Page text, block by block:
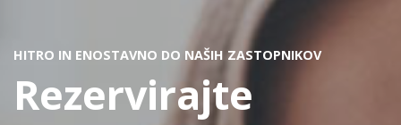
HITRO IN ENOSTAVNO DO NAŠIH ZASTOPNIKOV
Rezervirajte